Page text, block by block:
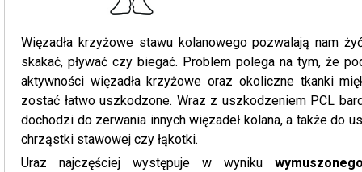
Więzadła krzyżowe stawu kolanowego pozwalają nam
skakać, pływać czy biegać. Problem polega na tym, że
aktywności więzadła krzyżowe oraz okoliczne tkanki
zostać łatwo uszkodzone. Wraz z uszkodzeniem PCL
dochodzi do zerwania innych więzadeł kolana, a także do
chrząstki stawowej czy łąkotki.
Uraz najczęściej występuje w wyniku